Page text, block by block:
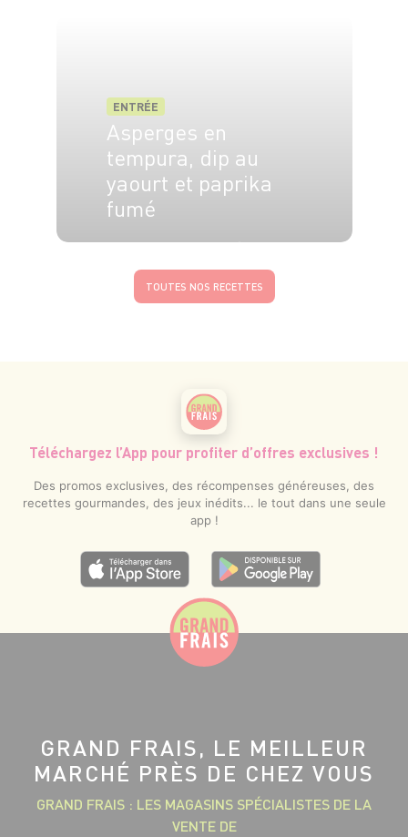
ENTRÉE
Asperges en
tempura, dip au
yaourt et paprika
fumé
TOUTES NOS RECETTES
Téléchargez l’App pour profiter d’offres exclusives !
Des promos exclusives, des récompenses généreuses, des
recettes gourmandes, des jeux inédits... le tout dans une seule
app !
GRAND FRAIS, LE MEILLEUR
MARCHÉ PRÈS DE CHEZ VOUS
GRAND FRAIS : LES MAGASINS SPÉCIALISTES DE LA
VENTE DE